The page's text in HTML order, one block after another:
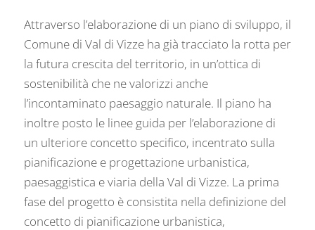
Attraverso l’elaborazione di un piano di sviluppo, il
Comune di Val di Vizze ha già tracciato la rotta per
la futura crescita del territorio, in un’ottica di
sostenibilità che ne valorizzi anche
l’incontaminato paesaggio naturale. Il piano ha
inoltre posto le linee guida per l’elaborazione di
un ulteriore concetto specifico, incentrato sulla
pianificazione e progettazione urbanistica,
paesaggistica e viaria della Val di Vizze. La prima
fase del progetto è consistita nella definizione del
concetto di pianificazione urbanistica,